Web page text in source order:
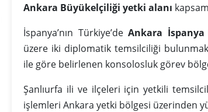
Ankara Büyükelçiliği yetki alanı
İspanya’nın Türkiye’deAnkara
üzere iki diplomatik temsilciliği
ile göre belirlenen konsolosluk görev
Şanlıurfa ili ve ilçeleri için yetkili
işlemleri Ankara yetki bölgesi üzerinden